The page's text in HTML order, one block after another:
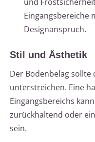
Eingangsbereiche
Designanspruch.
Stil und Ästhetik
Der Bodenbelag sollte
unterstreichen. Eine
Eingangsbereichs
zurückhaltend oder
sein.